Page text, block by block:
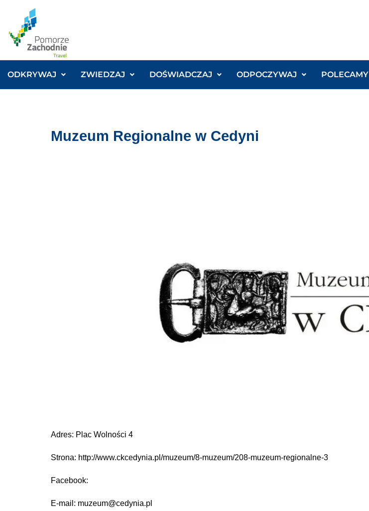
ODKRYWAJ ZWIEDZAJ DOŚWIADCZAJ ODPOCZYWAJ POLECAMY
Muzeum Regionalne w Cedyni
Adres: Plac Wolności 4
Strona: http://www.ckcedynia.pl/muzeum/8-muzeum/208-muzeum-regionalne-3
Facebook:
E-mail: muzeum@cedynia.pl